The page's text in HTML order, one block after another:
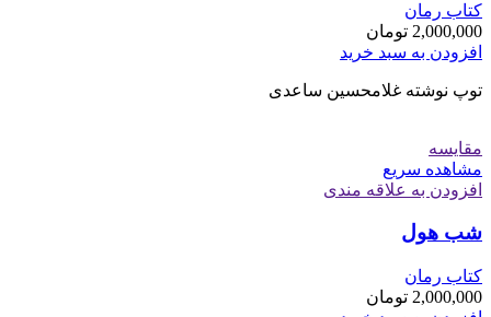
کتاب رمان
2,000,000 تومان
افزودن به سبد خرید
توپ نوشته غلامحسین ساعدی
مقایسه
مشاهده سریع
افزودن به علاقه مندی
شب هول
کتاب رمان
2,000,000 تومان